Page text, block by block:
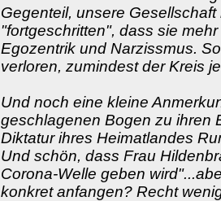
Gegenteil, unsere
"fortgeschritten", dass sie
Egozentrik und Narzissmus.
verloren, zumindest der Kreis
Und noch eine kleine
geschlagenen Bogen zu ihren
Diktatur ihres Heimatlandes
Und schön, dass Frau
Corona-Welle geben
konkret anfangen? Recht